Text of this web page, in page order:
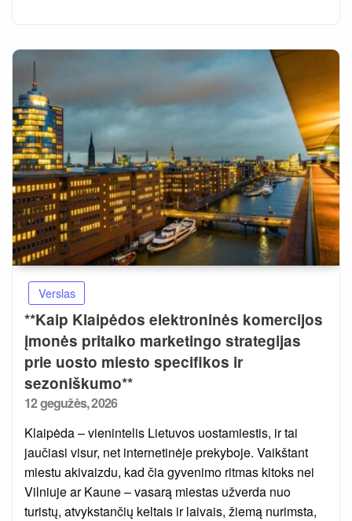
Verslas
**Kaip Klaipėdos elektroninės komercijos
įmonės pritaiko marketingo strategijas
prie uosto miesto specifikos ir
sezoniškumo**
Posted
12 gegužės, 2026
Klaipėda – vienintelis Lietuvos uostamiestis, ir tai
jaučiasi visur, net internetinėje prekyboje. Vaikštant
miestu akivaizdu, kad čia gyvenimo ritmas kitoks nei
Vilniuje ar Kaune – vasarą miestas užverda nuo
turistų, atvykstančių keltais ir laivais, žiemą nurimsta,